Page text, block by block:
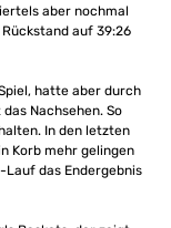
aber nochmal
auf 39:26
hatte aber durch
Nachsehen. So
In den letzten
Korb mehr gelingen
das Endergebnis